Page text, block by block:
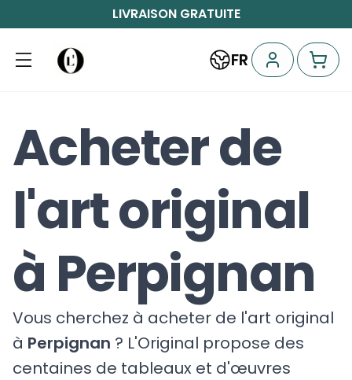
LIVRAISON GRATUITE
FR
Acheter de
l'art original
à Perpignan
Vous cherchez à acheter de l'art original
à Perpignan ? L'Original propose des
centaines de tableaux et d'œuvres